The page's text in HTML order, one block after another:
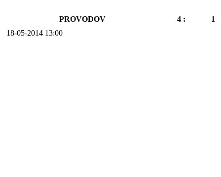
PROVODOV 4 :
1
18-05-2014 13:00